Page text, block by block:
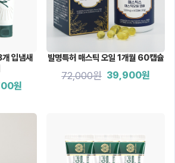
입냄새
원
발명특허 매스틱 오일 1개월 60캡슐
72,000원 39,900원